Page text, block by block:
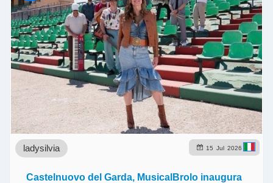
15 Jul 2026
ladysilvia
Castelnuovo del Garda, MusicalBrolo inaugura